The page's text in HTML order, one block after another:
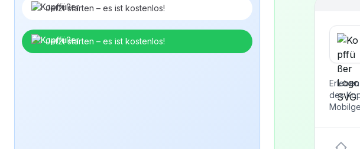
Jetzt starten – es ist kostenlos!
Jetzt starten – es ist kostenlos!
des